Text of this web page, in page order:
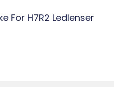
For H7R2 Ledlenser